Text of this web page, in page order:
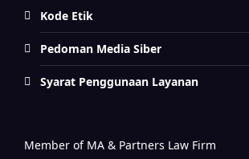
Kode Etik
Pedoman Media Siber
Syarat Penggunaan Layanan
Member of MA & Partners Law Firm